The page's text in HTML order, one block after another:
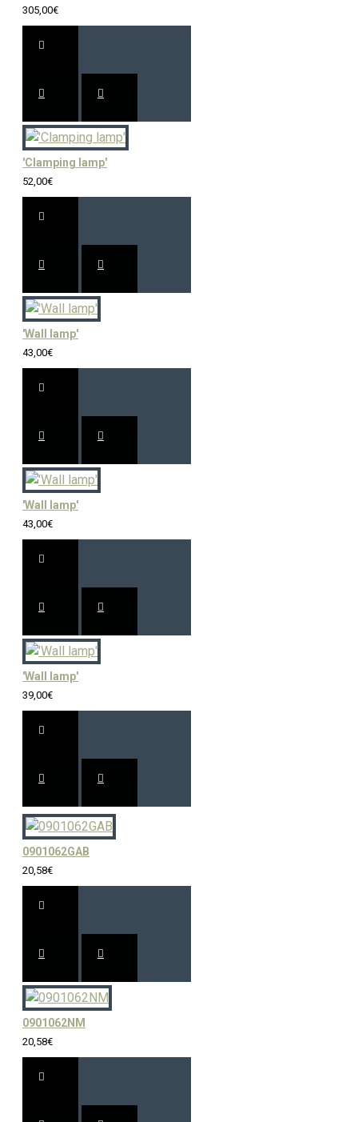
305,00€
'Clamping lamp'
52,00€
'Wall lamp'
43,00€
'Wall lamp'
43,00€
'Wall lamp'
39,00€
0901062GAB
20,58€
0901062NM
20,58€